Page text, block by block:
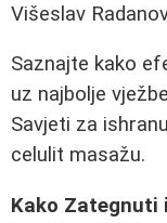
Višeslav
Saznajte kako
uz najbolje
Savjeti za
celulit masažu.
Kako Zategnuti